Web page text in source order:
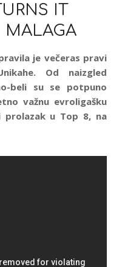
IT
je večeras pravi
Od naizgled
beli su se potpuno
važnu evroligašku
prolazak u Top 8, na